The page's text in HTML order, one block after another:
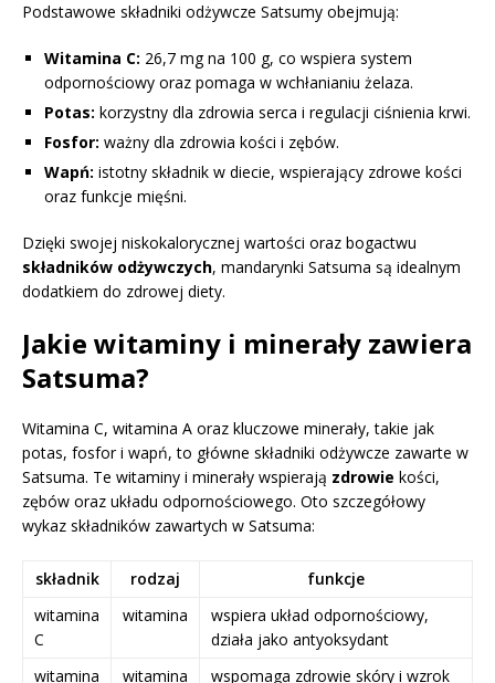
Podstawowe składniki odżywcze Satsumy obejmują:
Witamina C: 26,7 mg na 100 g, co wspiera system
odpornościowy oraz pomaga w wchłanianiu żelaza.
Potas: korzystny dla zdrowia serca i regulacji ciśnienia krwi.
Fosfor: ważny dla zdrowia kości i zębów.
Wapń: istotny składnik w diecie, wspierający zdrowe kości
oraz funkcje mięśni.
Dzięki swojej niskokalorycznej wartości oraz bogactwu
składników odżywczych, mandarynki Satsuma są idealnym
dodatkiem do zdrowej diety.
Jakie witaminy i minerały zawiera
Satsuma?
Witamina C, witamina A oraz kluczowe minerały, takie jak
potas, fosfor i wapń, to główne składniki odżywcze zawarte w
Satsuma. Te witaminy i minerały wspierają zdrowie kości,
zębów oraz układu odpornościowego. Oto szczegółowy
wykaz składników zawartych w Satsuma:
składnik rodzaj
funkcje
witamina
C
witamina
wspiera układ odpornościowy,
działa jako antyoksydant
witamina
witamina wspomaga zdrowie skóry i wzrok